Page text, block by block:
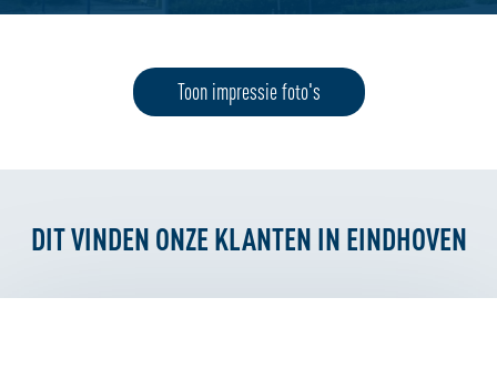
Toon impressie foto's
DIT VINDEN ONZE KLANTEN IN EINDHOVEN